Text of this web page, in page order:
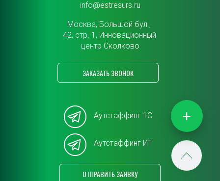
+
info@estresurs.ru
Москва, Большой бул.,
42, стр. 1, Инновационный
центр Сколково
ЗАКАЗАТЬ ЗВОНОК
ОТПРАВИТЬ ЗАЯВКУ
Аутстаффинг 1С
Аутстаффинг ИТ